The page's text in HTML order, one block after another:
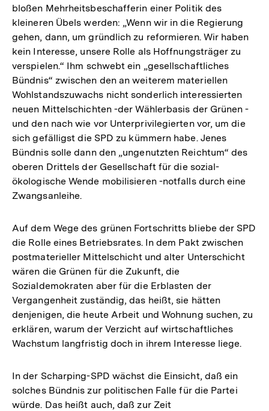
bloßen Mehrheitsbeschafferin einer Politik des
kleineren Übels werden: „Wenn wir in die Regierung
gehen, dann, um gründlich zu reformieren. Wir haben
kein Interesse, unsere Rolle als Hoffnungsträger zu
verspielen.“ Ihm schwebt ein „gesellschaftliches
Bündnis“ zwischen den an weiterem materiellen
Wohlstandszuwachs nicht sonderlich interessierten
neuen Mittelschichten -der Wählerbasis der Grünen -
und den nach wie vor Unterprivilegierten vor, um die
sich gefälligst die SPD zu kümmern habe. Jenes
Bündnis solle dann den „ungenutzten Reichtum“ des
oberen Drittels der Gesellschaft für die sozial-
ökologische Wende mobilisieren -notfalls durch eine
Zwangsanleihe.
Auf dem Wege des grünen Fortschritts bliebe der SPD
die Rolle eines Betriebsrates. In dem Pakt zwischen
postmaterieller Mittelschicht und alter Unterschicht
wären die Grünen für die Zukunft, die
Sozialdemokraten aber für die Erblasten der
Vergangenheit zuständig, das heißt, sie hätten
denjenigen, die heute Arbeit und Wohnung suchen, zu
erklären, warum der Verzicht auf wirtschaftliches
Wachstum langfristig doch in ihrem Interesse liege.
In der Scharping-SPD wächst die Einsicht, daß ein
solches Bündnis zur politischen Falle für die Partei
würde. Das heißt auch, daß zur Zeit